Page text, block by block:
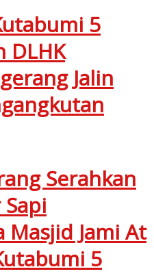
5
DLHK
Jalin
Serahkan
Jami At
5